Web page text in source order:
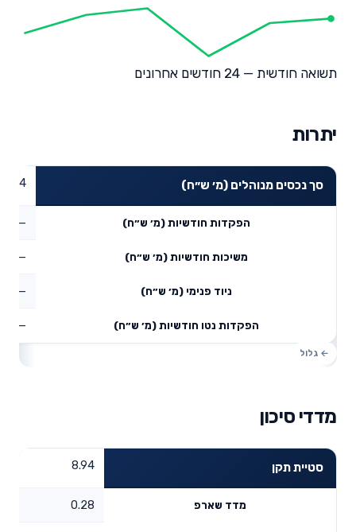
תשואה חודשית — 24 חודשים אחרונים
יתרות
סך נכסים מנוהלים (מ׳ ש״ח)
הפקדות חודשיות (מ׳ ש״ח) —
משיכות חודשיות (מ׳ ש״ח) —
ניוד פנימי (מ׳ ש״ח) —
הפקדות נטו חודשיות (מ׳ ש״ח) —
מדדי סיכון
סטיית תקן 8.94
מדד שארפ 0.28